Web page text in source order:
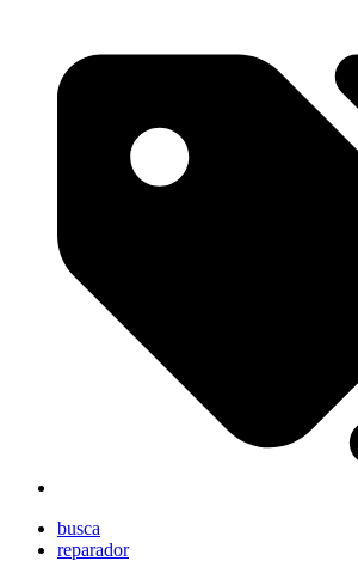
busca
reparador